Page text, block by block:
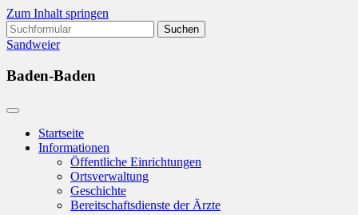
Zum Inhalt springen
Suchen
nach:
Sandweier
Baden-Baden
Startseite
Informationen
Öffentliche Einrichtungen
Ortsverwaltung
Geschichte
Bereitschaftsdienste der Ärzte